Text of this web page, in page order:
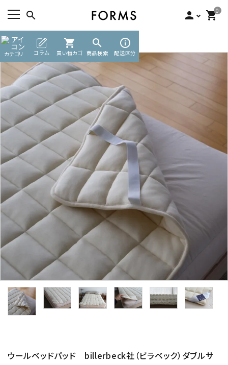
search person 0
shopping_cart
カテゴリ コラム
shopping_cart
買い物カゴ
search
商品検索
info_outline
配送区分
ACCOUNT MENU
ようこそ ゲスト 様
meeting_room ログイン person 新規会員登録
search
カテゴリーから探す
素材から選ぶ
インフォメーション
TOP 寝具 敷パッド（パッド）
ウールベッドパッド billerbeck社（ビラベック）ダブルサ